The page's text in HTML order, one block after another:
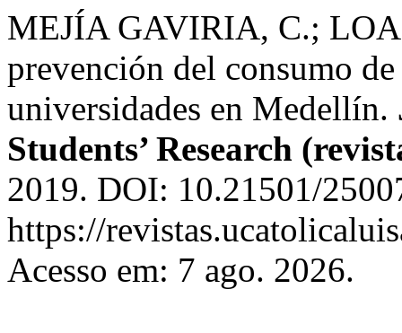
MEJÍA GAVIRIA, C.;
prevención del consumo
universidades en Medellín.
Students’ Research
2019. DOI: 10.21501/
https://
Acesso em: 7 ago. 2026.